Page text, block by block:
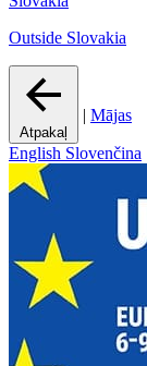
Outside Slovakia
Atpakaļ
| Mājas
English Slovenčina